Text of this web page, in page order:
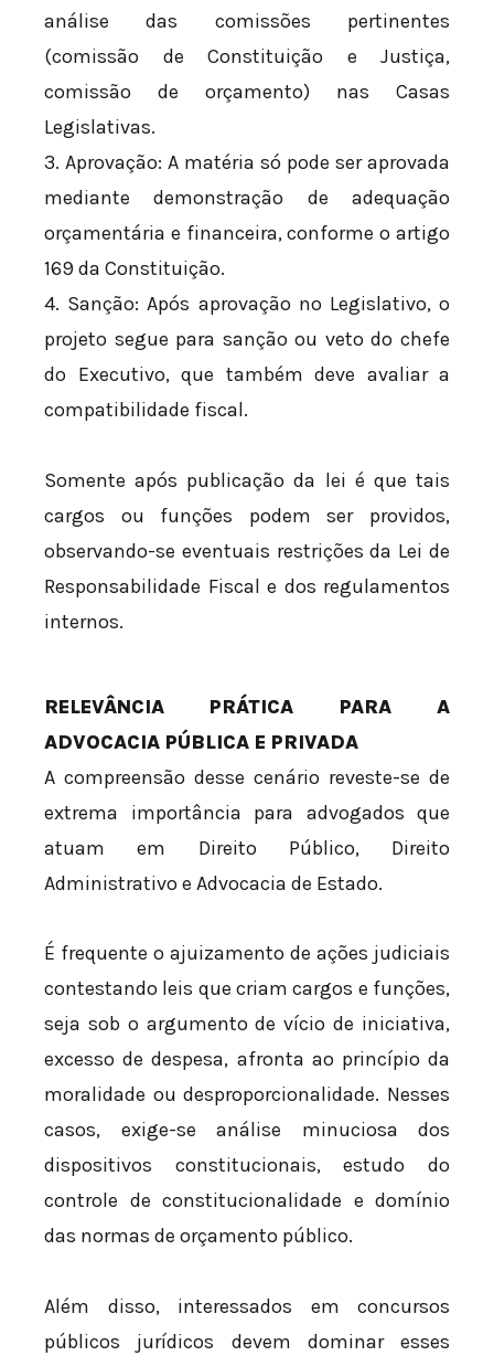
análise das comissões pertinentes
(comissão de Constituição e Justiça,
comissão de orçamento) nas Casas
Legislativas.
3. Aprovação: A matéria só pode ser aprovada
mediante demonstração de adequação
orçamentária e financeira, conforme o artigo
169 da Constituição.
4. Sanção: Após aprovação no Legislativo, o
projeto segue para sanção ou veto do chefe
do Executivo, que também deve avaliar a
compatibilidade fiscal.
Somente após publicação da lei é que tais
cargos ou funções podem ser providos,
observando-se eventuais restrições da Lei de
Responsabilidade Fiscal e dos regulamentos
internos.
RELEVÂNCIA PRÁTICA PARA A
ADVOCACIA PÚBLICA E PRIVADA
A compreensão desse cenário reveste-se de
extrema importância para advogados que
atuam em Direito Público, Direito
Administrativo e Advocacia de Estado.
É frequente o ajuizamento de ações judiciais
contestando leis que criam cargos e funções,
seja sob o argumento de vício de iniciativa,
excesso de despesa, afronta ao princípio da
moralidade ou desproporcionalidade. Nesses
casos, exige-se análise minuciosa dos
dispositivos constitucionais, estudo do
controle de constitucionalidade e domínio
das normas de orçamento público.
Além disso, interessados em concursos
públicos jurídicos devem dominar esses